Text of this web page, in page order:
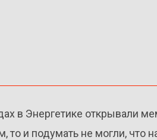
в Энергетике открывали
то и подумать не могли,